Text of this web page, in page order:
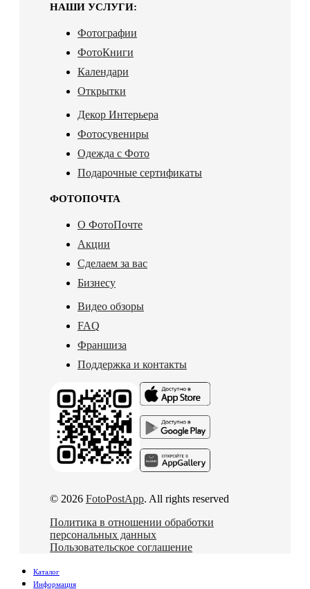
НАШИ УСЛУГИ:
Фотографии
ФотоКниги
Календари
Открытки
Декор Интерьера
Фотосувениры
Одежда с Фото
Подарочные сертификаты
ФОТОПОЧТА
О ФотоПочте
Акции
Сделаем за вас
Бизнесу
Видео обзоры
FAQ
Франшиза
Поддержка и контакты
© 2026 FotoPostApp. All rights reserved
Политика в отношении обработки
персональных данных
Пользовательское соглашение
Каталог
Информация